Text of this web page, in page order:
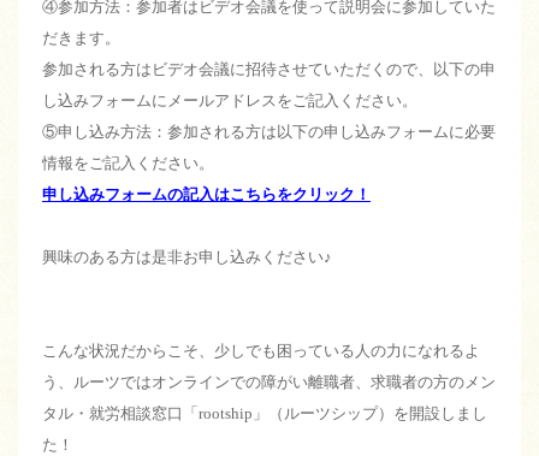
④参加方法：参加者はビデオ会議を使って説明会に参加していた
だきます。
参加される方はビデオ会議に招待させていただくので、以下の申
し込みフォームにメールアドレスをご記入ください。
⑤申し込み方法：参加される方は以下の申し込みフォームに必要
情報をご記入ください。
申し込みフォームの記入はこちらをクリック！
興味のある方は是非お申し込みください♪
こんな状況だからこそ、少しでも困っている人の力になれるよ
う、ルーツではオンラインでの障がい離職者、求職者の方のメン
タル・就労相談窓口「rootship」（ルーツシップ）を開設しまし
た！